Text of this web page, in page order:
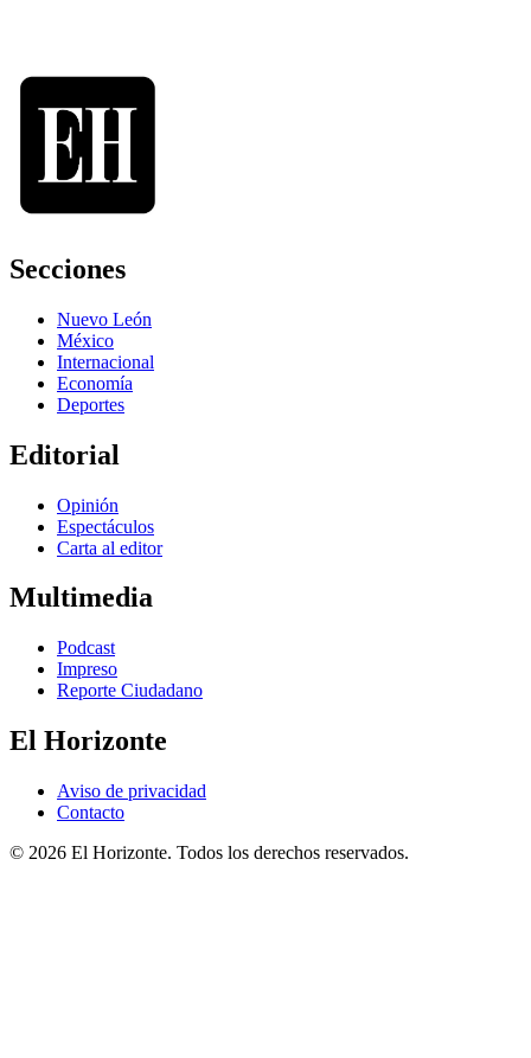
Secciones
Nuevo León
México
Internacional
Economía
Deportes
Editorial
Opinión
Espectáculos
Carta al editor
Multimedia
Podcast
Impreso
Reporte Ciudadano
El Horizonte
Aviso de privacidad
Contacto
© 2026 El Horizonte. Todos los derechos reservados.